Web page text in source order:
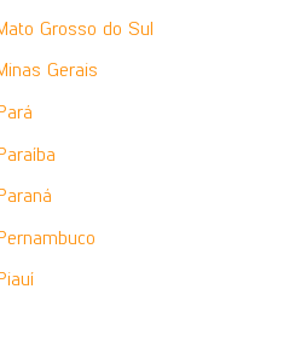
Grosso do Sul
Gerais